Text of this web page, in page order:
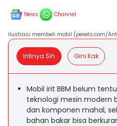
News Channel
ilustrasi membeli mobil (pexels.com/
Intinya Sih Gini Kak
Mobil irit BBM belum
teknologi mesin modern
dan komponen mahal,
bahan bakar bisa